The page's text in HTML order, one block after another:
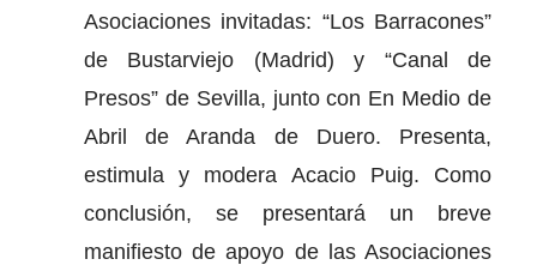
Asociaciones invitadas: “Los Barracones”
de Bustarviejo (Madrid) y “Canal de
Presos” de Sevilla, junto con En Medio de
Abril de Aranda de Duero. Presenta,
estimula y modera Acacio Puig. Como
conclusión, se presentará un breve
manifiesto de apoyo de las Asociaciones